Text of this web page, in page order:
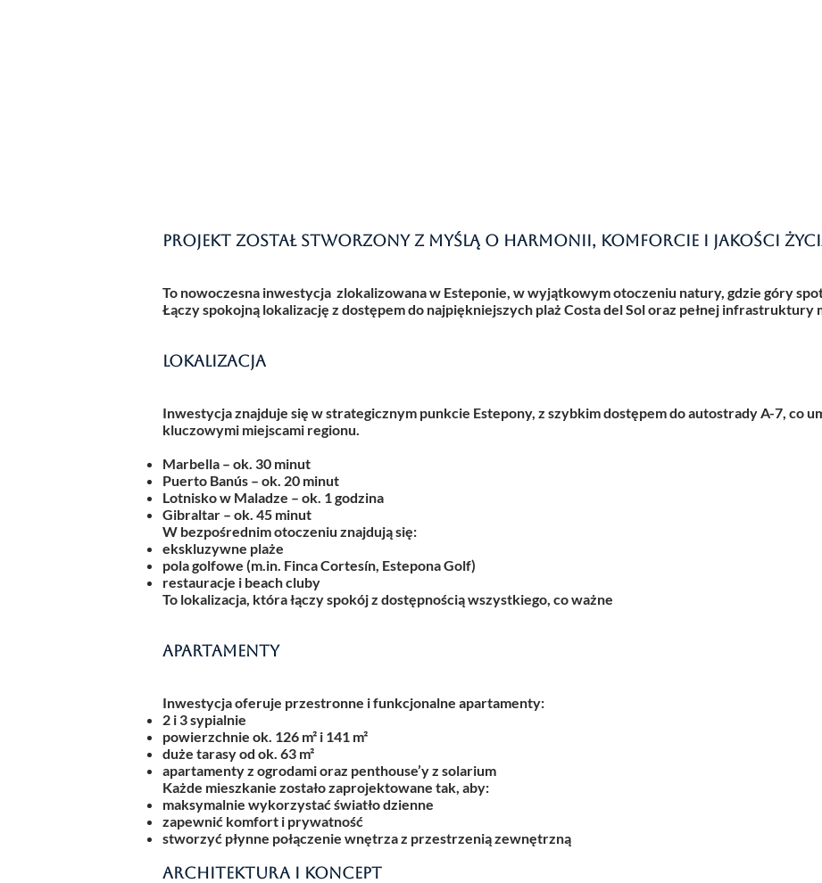
Projekt został stworzony z myślą o harmonii, komforcie i jakości
To nowoczesna inwestycja zlokalizowana w Esteponie, w wyjątkowym otoczeniu natury, gdzie góry
Łączy spokojną lokalizację z dostępem do najpiękniejszych plaż Costa del Sol oraz pełnej infrastruktury
Lokalizacja
Inwestycja znajduje się w strategicznym punkcie Estepony, z szybkim dostępem do autostrady A-7, co
kluczowymi miejscami regionu.
Marbella – ok. 30 minut
Puerto Banús – ok. 20 minut
Lotnisko w Maladze – ok. 1 godzina
Gibraltar – ok. 45 minut
W bezpośrednim otoczeniu znajdują się:
ekskluzywne plaże
pola golfowe (m.in. Finca Cortesín, Estepona Golf)
restauracje i beach cluby
To lokalizacja, która łączy spokój z dostępnością wszystkiego, co ważne
Apartamenty
Inwestycja oferuje przestronne i funkcjonalne apartamenty:
2 i 3 sypialnie
powierzchnie ok. 126 m² i 141 m²
duże tarasy od ok. 63 m²
apartamenty z ogrodami oraz penthouse’y z solarium
Każde mieszkanie zostało zaprojektowane tak, aby:
maksymalnie wykorzystać światło dzienne
zapewnić komfort i prywatność
stworzyć płynne połączenie wnętrza z przestrzenią zewnętrzną
Architektura i koncept